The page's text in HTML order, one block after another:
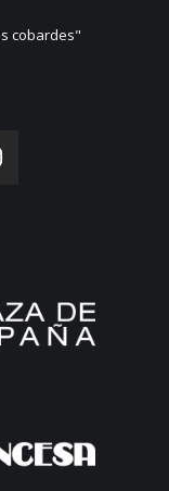
cobardes"